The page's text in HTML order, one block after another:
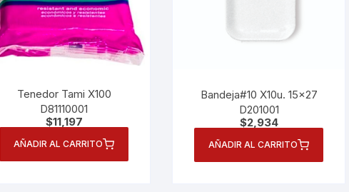
Tenedor Tami X100
D81110001
$11,197
AÑADIR AL CARRITO
Bandeja#10 X10u. 15×27
D201001
$2,934
AÑADIR AL CARRITO